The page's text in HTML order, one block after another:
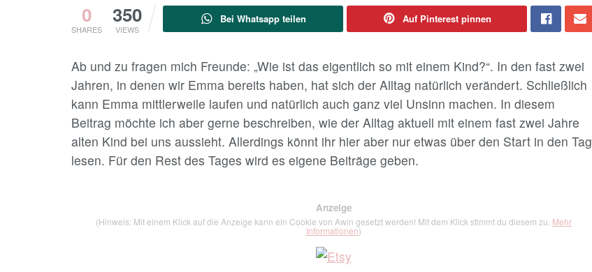
0
SHARES
350
VIEWS
Bei Whatsapp teilen Auf Pinterest pinnen
Ab und zu fragen mich Freunde: „Wie ist das eigentlich so mit einem Kind?“. In den fast zwei
Jahren, in denen wir Emma bereits haben, hat sich der Alltag natürlich verändert. Schließlich
kann Emma mittlerweile laufen und natürlich auch ganz viel Unsinn machen. In diesem
Beitrag möchte ich aber gerne beschreiben, wie der Alltag aktuell mit einem fast zwei Jahre
alten Kind bei uns aussieht. Allerdings könnt ihr hier aber nur etwas über den Start in den Tag
lesen. Für den Rest des Tages wird es eigene Beiträge geben.
Anzeige
(Hinweis: Mit einem Klick auf die Anzeige kann ein Cookie von Awin gesetzt werden! Mit dem Klick stimmt du diesem zu. Mehr
Informationen)